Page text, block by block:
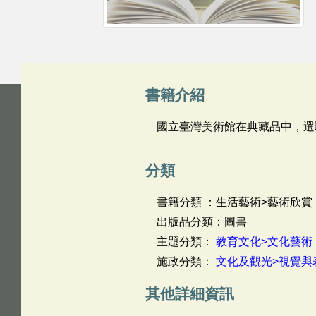
書籍介紹
國立臺灣美術館在典藏品中，
分類
書籍分類 ：生活藝術>藝術欣賞
出版品分類：圖書
主題分類： 教育文化>文化藝術
施政分類： 文化及觀光>視覺
其他詳細資訊